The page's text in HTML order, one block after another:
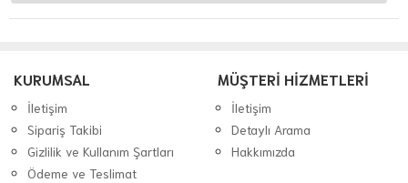
KURUMSAL
İletişim
Sipariş Takibi
Gizlilik ve Kullanım Şartları
Ödeme ve Teslimat
MÜŞTERİ HİZMETLERİ
İletişim
Detaylı Arama
Hakkımızda